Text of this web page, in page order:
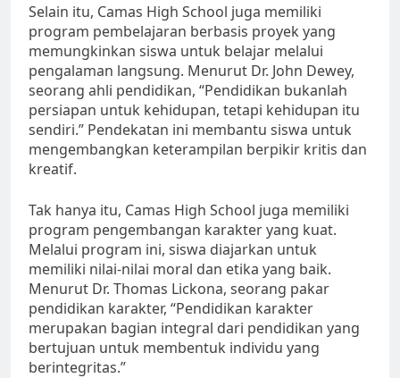
Selain itu, Camas High School juga memiliki
program pembelajaran berbasis proyek yang
memungkinkan siswa untuk belajar melalui
pengalaman langsung. Menurut Dr. John Dewey,
seorang ahli pendidikan, “Pendidikan bukanlah
persiapan untuk kehidupan, tetapi kehidupan itu
sendiri.” Pendekatan ini membantu siswa untuk
mengembangkan keterampilan berpikir kritis dan
kreatif.
Tak hanya itu, Camas High School juga memiliki
program pengembangan karakter yang kuat.
Melalui program ini, siswa diajarkan untuk
memiliki nilai-nilai moral dan etika yang baik.
Menurut Dr. Thomas Lickona, seorang pakar
pendidikan karakter, “Pendidikan karakter
merupakan bagian integral dari pendidikan yang
bertujuan untuk membentuk individu yang
berintegritas.”